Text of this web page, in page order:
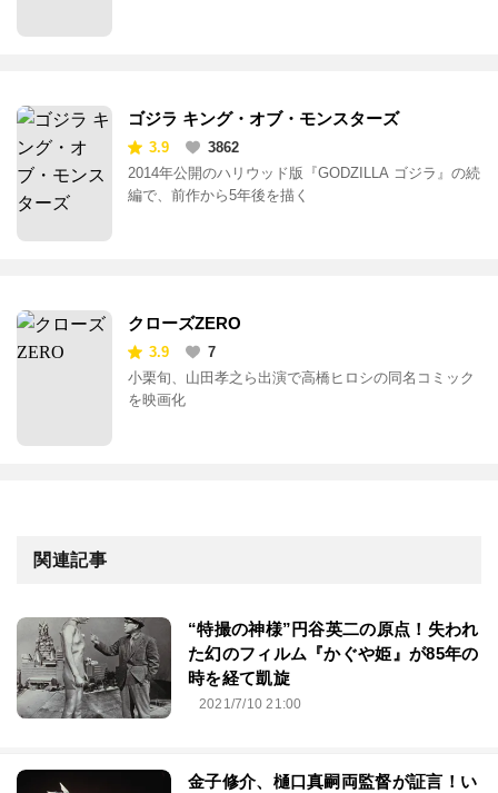
ゴジラ キング・オブ・モンスターズ
3.9
3862
2014年公開のハリウッド版『GODZILLA ゴジラ』の続
編で、前作から5年後を描く
クローズZERO
3.9
7
小栗旬、山田孝之ら出演で高橋ヒロシの同名コミック
を映画化
関連記事
“特撮の神様”円谷英二の原点！失われ
た幻のフィルム『かぐや姫』が85年の
時を経て凱旋
2021/7/10 21:00
金子修介、樋口真嗣両監督が証言！い